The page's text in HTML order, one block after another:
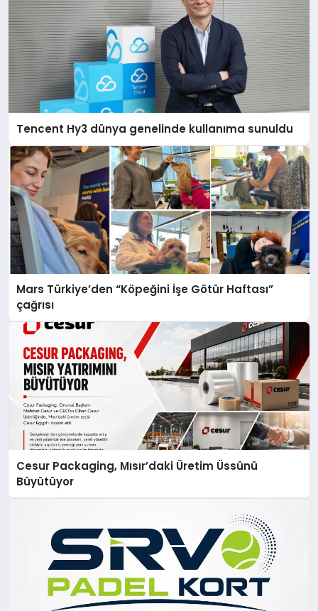
Tencent Hy3 dünya genelinde kullanıma sunuldu
Mars Türkiye’den “Köpeğini İşe Götür Haftası”
çağrısı
Cesur Packaging, Mısır’daki Üretim Üssünü
Büyütüyor